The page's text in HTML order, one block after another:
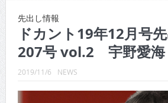
CINEMA×STYLE 289号
CINEMA×STYLE 288号
CINEMA×STYLE 287号
先出し情報
ドカント19年12月号
207号 vol.2 宇野愛海
2019/11/6 NEWS